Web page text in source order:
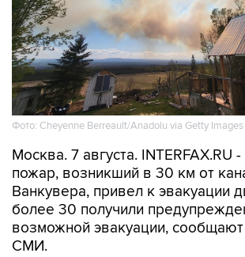
Фото: Cheyenne Berreault/Anadolu via Getty Images
Москва. 7 августа. INTERFAX.RU
пожар, возникший в 30 км от
Ванкувера, привел к эвакуации
более 30 получили
возможной эвакуации,
СМИ.